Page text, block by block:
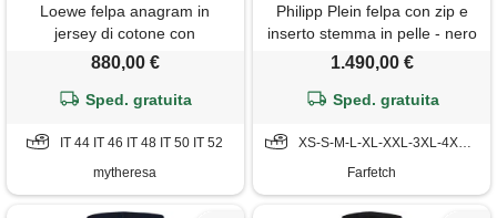
Loewe felpa anagram in
jersey di cotone con
cappuccio
880,00 €
Sped. gratuita
IT 44 IT 46 IT 48 IT 50 IT 52
mytheresa
Philipp Plein felpa con zip e
inserto stemma in pelle - nero
1.490,00 €
Sped. gratuita
XS-S-M-L-XL-XXL-3XL-4XL-5XL
Farfetch